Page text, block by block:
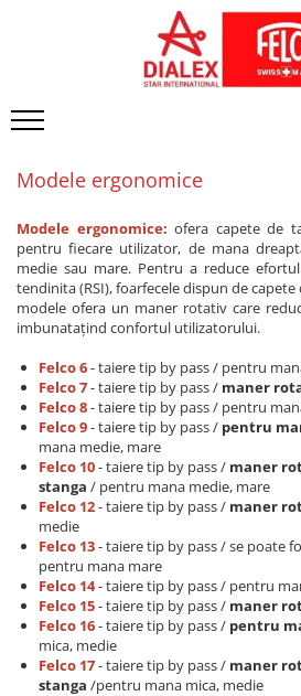
FOARFECE LA O MANA
Modele Editie speciala
Pentru recoltat si cizelat, snip
Pentru aplicatii speciale
FOARFECE LA DOUA MAINI
Cu manere din aluminiu
Cu sistem de parghie
Cu maner extensibil
Cu manere din aluminiu forjat
FIERASTRAIE
FOARFECE PENTRU GARD VIU
CUTITE PENTRU ALTOIT
CUTITE DE BUZUNAR
FOARFECE ELECTRICE SI ACCESORII
ACCESORII
CLESTI
UNELTE PENTRU GRADINARIT
PIESE DE SCHIMB
Foarfece la o mana
Fierastraie
Foarfece electrice
Mentenanta
Modele ergonomice
Modele ergonomice: ofera capete de
pentru fiecare utilizator, de mana
medie sau mare. Pentru a reduce
tendinita (RSI), foarfecele dispun de
modele ofera un maner rotativ care
imbunatațind confortul utilizatorului.
Felco 6- taiere tip by pass / pentru
Felco 7- taiere tip by pass / maner
Felco 8- taiere tip by pass / pentru
Felco 9- taiere tip by pass / pentru
mana medie, mare
Felco 10- taiere tip by pass / maner
stanga / pentru mana medie, mare
Felco 12- taiere tip by pass / maner
medie
Felco 13- taiere tip by pass / se poate
pentru mana mare
Felco 14- taiere tip by pass / pentru
Felco 15- taiere tip by pass / maner
Felco 16- taiere tip by pass / pentru
mica, medie
Felco 17- taiere tip by pass / maner
stanga /pentru mana mica, medie